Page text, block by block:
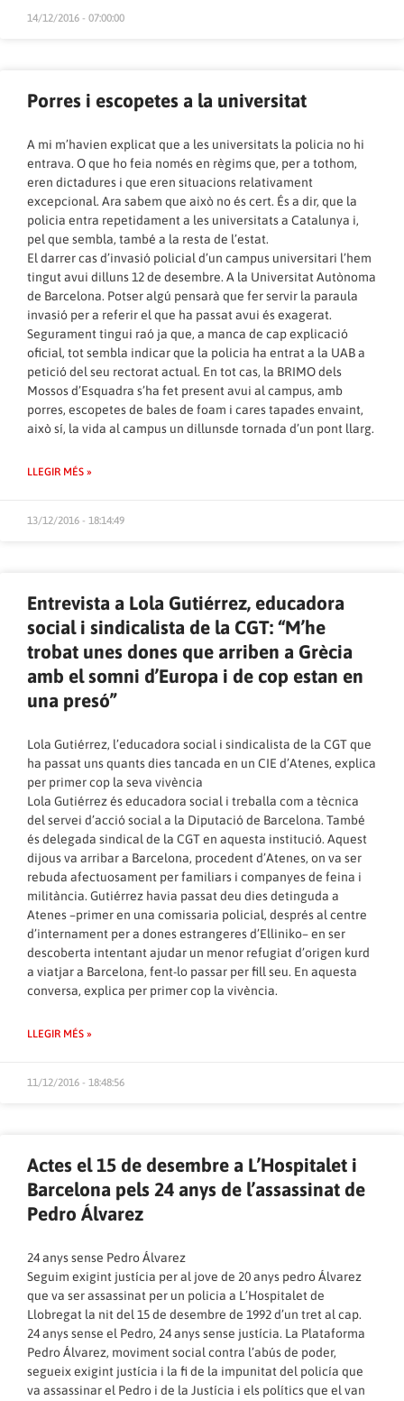
14/12/2016 - 07:00:00
Porres i escopetes a la universitat
A mi m’havien explicat que a les universitats la policia no hi
entrava. O que ho feia només en règims que, per a tothom,
eren dictadures i que eren situacions relativament
excepcional. Ara sabem que això no és cert. És a dir, que la
policia entra repetidament a les universitats a Catalunya i,
pel que sembla, també a la resta de l’estat.
El darrer cas d’invasió policial d’un campus universitari l’hem
tingut avui dilluns 12 de desembre. A la Universitat Autònoma
de Barcelona. Potser algú pensarà que fer servir la paraula
invasió per a referir el que ha passat avui és exagerat.
Segurament tingui raó ja que, a manca de cap explicació
oficial, tot sembla indicar que la policia ha entrat a la UAB a
petició del seu rectorat actual. En tot cas, la BRIMO dels
Mossos d’Esquadra s’ha fet present avui al campus, amb
porres, escopetes de bales de foam i cares tapades envaint,
això sí, la vida al campus un dillunsde tornada d’un pont llarg.
LLEGIR MÉS »
13/12/2016 - 18:14:49
Entrevista a Lola Gutiérrez, educadora
social i sindicalista de la CGT: “M’he
trobat unes dones que arriben a Grècia
amb el somni d’Europa i de cop estan en
una presó”
Lola Gutiérrez, l’educadora social i sindicalista de la CGT que
ha passat uns quants dies tancada en un CIE d’Atenes, explica
per primer cop la seva vivència
Lola Gutiérrez és educadora social i treballa com a tècnica
del servei d’acció social a la Diputació de Barcelona. També
és delegada sindical de la CGT en aquesta institució. Aquest
dijous va arribar a Barcelona, procedent d’Atenes, on va ser
rebuda afectuosament per familiars i companyes de feina i
militància. Gutiérrez havia passat deu dies detinguda a
Atenes –primer en una comissaria policial, després al centre
d’internament per a dones estrangeres d’Elliniko– en ser
descoberta intentant ajudar un menor refugiat d’origen kurd
a viatjar a Barcelona, fent-lo passar per fill seu. En aquesta
conversa, explica per primer cop la vivència.
LLEGIR MÉS »
11/12/2016 - 18:48:56
Actes el 15 de desembre a L’Hospitalet i
Barcelona pels 24 anys de l’assassinat de
Pedro Álvarez
24 anys sense Pedro Álvarez
Seguim exigint justícia per al jove de 20 anys pedro Álvarez
que va ser assassinat per un policia a L’Hospitalet de
Llobregat la nit del 15 de desembre de 1992 d’un tret al cap.
24 anys sense el Pedro, 24 anys sense justícia. La Plataforma
Pedro Álvarez, moviment social contra l’abús de poder,
segueix exigint justícia i la fi de la impunitat del policía que
va assassinar el Pedro i de la Justícia i els polítics que el van